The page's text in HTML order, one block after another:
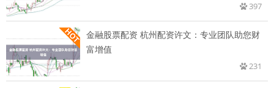
397
金融股票配资 杭州配资许文：专业团队助您财
富增值
231